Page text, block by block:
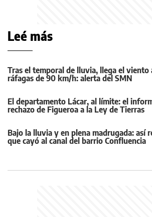
Leé más
Tras el temporal de lluvia, llega el viento
ráfagas de 90 km/h: alerta del SMN
El departamento Lácar, al límite: el
rechazo de Figueroa a la Ley de Tierras
Bajo la lluvia y en plena madrugada: así
que cayó al canal del barrio Confluencia